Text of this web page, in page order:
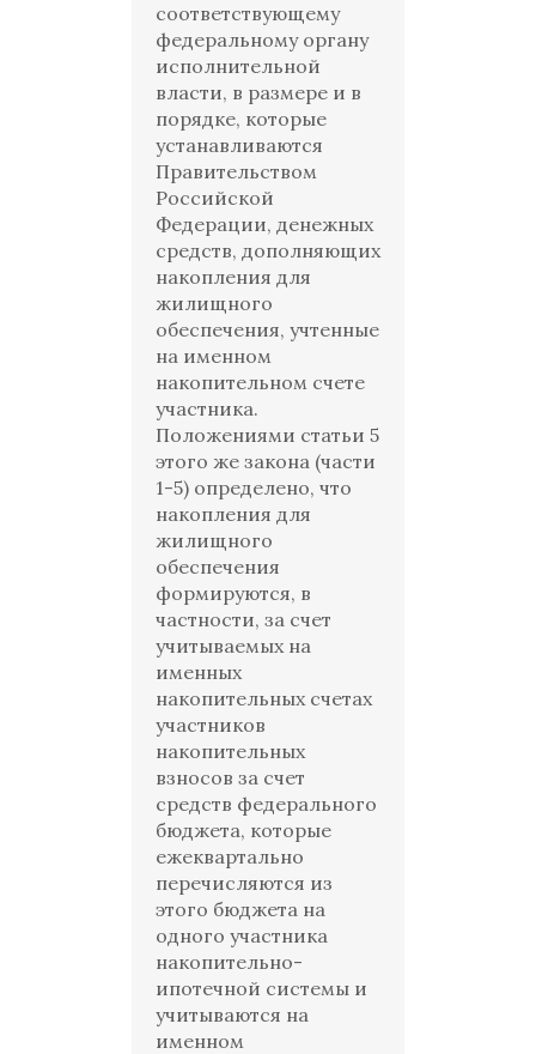
соответствующему
федеральному органу
исполнительной
власти, в размере и в
порядке, которые
устанавливаются
Правительством
Российской
Федерации, денежных
средств, дополняющих
накопления для
жилищного
обеспечения, учтенные
на именном
накопительном счете
участника.
Положениями статьи 5
этого же закона (части
1-5) определено, что
накопления для
жилищного
обеспечения
формируются, в
частности, за счет
учитываемых на
именных
накопительных счетах
участников
накопительных
взносов за счет
средств федерального
бюджета, которые
ежеквартально
перечисляются из
этого бюджета на
одного участника
накопительно-
ипотечной системы и
учитываются на
именном